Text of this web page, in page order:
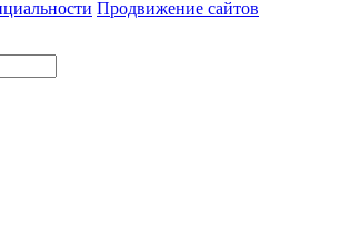
Продвижение сайтов